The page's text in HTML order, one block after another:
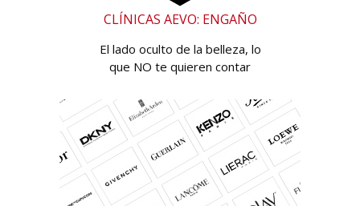
CLÍNICAS AEVO: ENGAÑO
El lado oculto de la belleza, lo
que NO te quieren contar